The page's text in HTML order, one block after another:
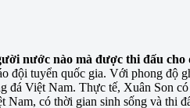
nước nào mà được thi đấu cho
đội tuyển quốc gia. Với phong độ
đá Việt Nam. Thực tế, Xuân Son
Nam, có thời gian sinh sống và thi